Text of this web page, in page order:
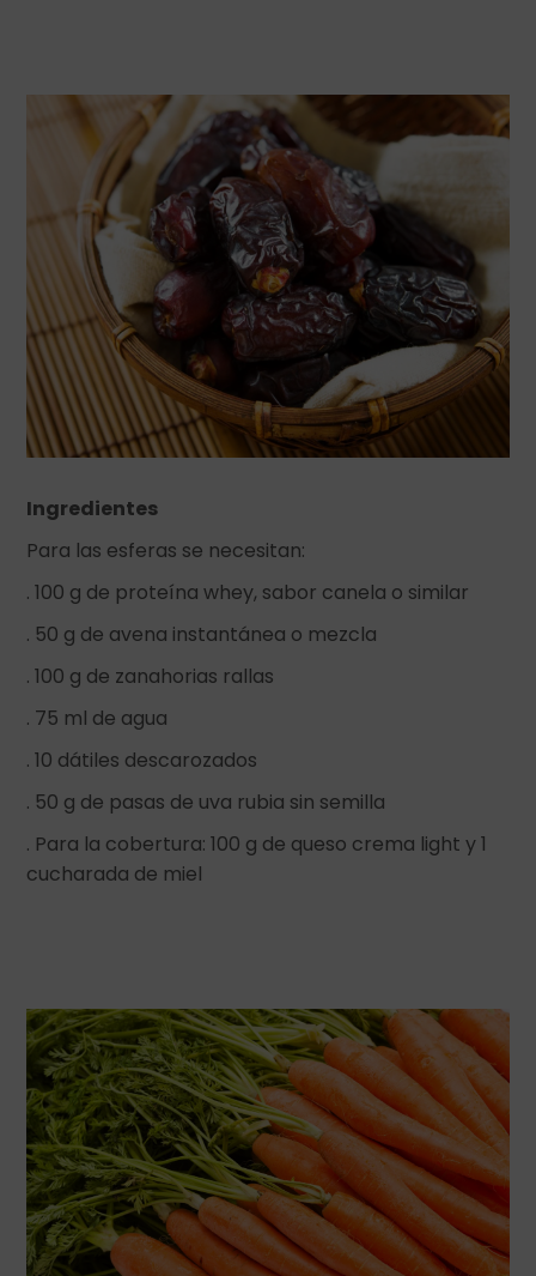
Ingredientes
Para las esferas se necesitan:
. 100 g de proteína whey, sabor canela o similar
. 50 g de avena instantánea o mezcla
. 100 g de zanahorias rallas
. 75 ml de agua
. 10 dátiles descarozados
. 50 g de pasas de uva rubia sin semilla
. Para la cobertura: 100 g de queso crema light y 1
cucharada de miel